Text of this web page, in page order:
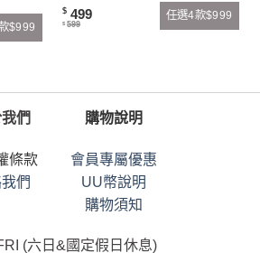
$999
$ 499
$ 599
任選4款$999
們
條款
們
購物說明
會員專屬優惠
UU幣說明
購物須知
(六日&國定假日休息)